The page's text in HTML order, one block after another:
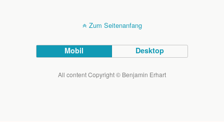
Zum Seitenanfang
Mobil Desktop
All content Copyright © Benjamin Erhart